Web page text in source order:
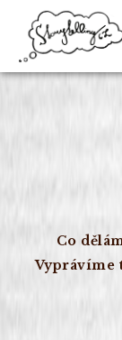
Co
Vyprávíme